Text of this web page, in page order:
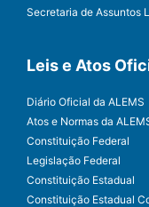
Secretaria de Assuntos
Leis e Atos
Diário Oficial da ALEMS
Atos e Normas da
Constituição Federal
Legislação Federal
Constituição Estadual
Constituição Estadual